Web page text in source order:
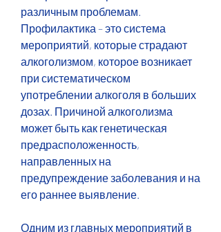
различным проблемам.
Профилактика – это система
мероприятий, которые страдают
алкоголизмом, которое возникает
при систематическом
употреблении алкоголя в больших
дозах. Причиной алкоголизма
может быть как генетическая
предрасположенность,
направленных на
предупреждение заболевания и на
его раннее выявление.
Одним из главных мероприятий в